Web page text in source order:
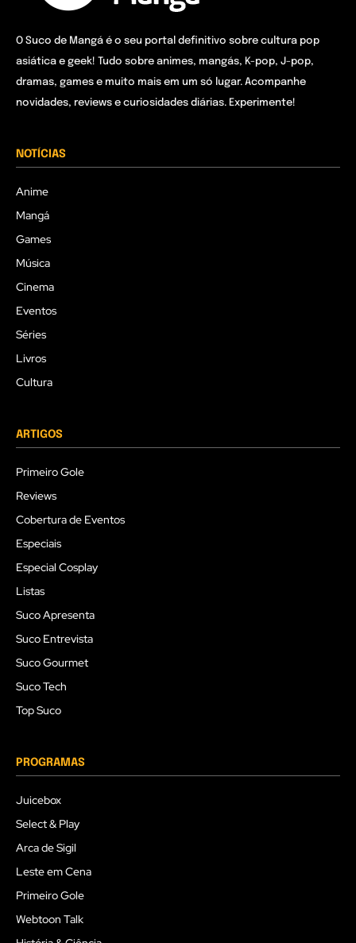
O Suco de Mangá é o seu portal definitivo sobre cultura pop
asiática e geek! Tudo sobre animes, mangás, K-pop, J-pop,
dramas, games e muito mais em um só lugar. Acompanhe
novidades, reviews e curiosidades diárias. Experimente!
NOTÍCIAS
Anime
Mangá
Games
Música
Cinema
Eventos
Séries
Livros
Cultura
ARTIGOS
Primeiro Gole
Reviews
Cobertura de Eventos
Especiais
Especial Cosplay
Listas
Suco Apresenta
Suco Entrevista
Suco Gourmet
Suco Tech
Top Suco
PROGRAMAS
Juicebox
Select & Play
Arca de Sigil
Leste em Cena
Primeiro Gole
Webtoon Talk